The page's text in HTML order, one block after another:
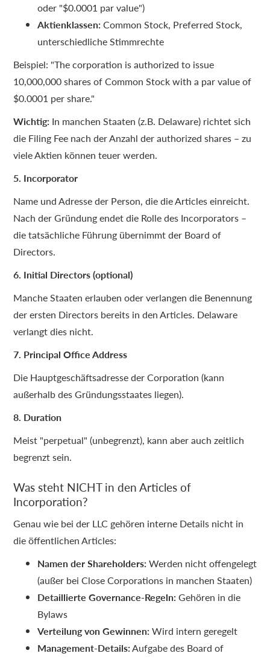
oder "$0.0001 par value")
Aktienklassen: Common Stock, Preferred Stock,
unterschiedliche Stimmrechte
Beispiel: "The corporation is authorized to issue
10,000,000 shares of Common Stock with a par value of
$0.0001 per share."
Wichtig: In manchen Staaten (z.B. Delaware) richtet sich
die Filing Fee nach der Anzahl der authorized shares – zu
viele Aktien können teuer werden.
5. Incorporator
Name und Adresse der Person, die die Articles einreicht.
Nach der Gründung endet die Rolle des Incorporators –
die tatsächliche Führung übernimmt der Board of
Directors.
6. Initial Directors (optional)
Manche Staaten erlauben oder verlangen die Benennung
der ersten Directors bereits in den Articles. Delaware
verlangt dies nicht.
7. Principal Office Address
Die Hauptgeschäftsadresse der Corporation (kann
außerhalb des Gründungsstaates liegen).
8. Duration
Meist "perpetual" (unbegrenzt), kann aber auch zeitlich
begrenzt sein.
Was steht NICHT in den Articles of
Incorporation?
Genau wie bei der LLC gehören interne Details nicht in
die öffentlichen Articles:
Namen der Shareholders: Werden nicht offengelegt
(außer bei Close Corporations in manchen Staaten)
Detaillierte Governance-Regeln: Gehören in die
Bylaws
Verteilung von Gewinnen: Wird intern geregelt
Management-Details:Aufgabe des Board of